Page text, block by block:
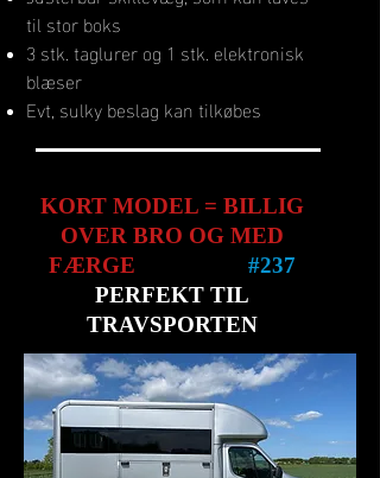
til stor boks
3 stk. taglurer og 1 stk. elektronisk
blæser
Evt, sulky beslag kan tilkøbes
KORT MODEL = BILLIG
OVER BRO OG MED
FÆRGE
#237
PERFEKT TIL
TRAVSPORTEN